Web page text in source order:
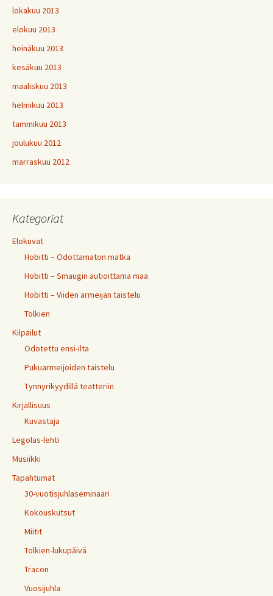
lokakuu 2013
elokuu 2013
heinäkuu 2013
kesäkuu 2013
maaliskuu 2013
helmikuu 2013
tammikuu 2013
joulukuu 2012
marraskuu 2012
Kategoriat
Elokuvat
Hobitti – Odottamaton matka
Hobitti – Smaugin autioittama maa
Hobitti – Viiden armeijan taistelu
Tolkien
Kilpailut
Odotettu ensi-ilta
Pukuarmeijoiden taistelu
Tynnyrikyydillä teatteriin
Kirjallisuus
Kuvastaja
Legolas-lehti
Musiikki
Tapahtumat
30-vuotisjuhlaseminaari
Kokouskutsut
Miitit
Tolkien-lukupäivä
Tracon
Vuosijuhla